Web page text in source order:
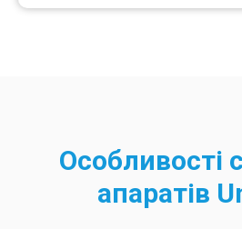
Особливості
апаратів